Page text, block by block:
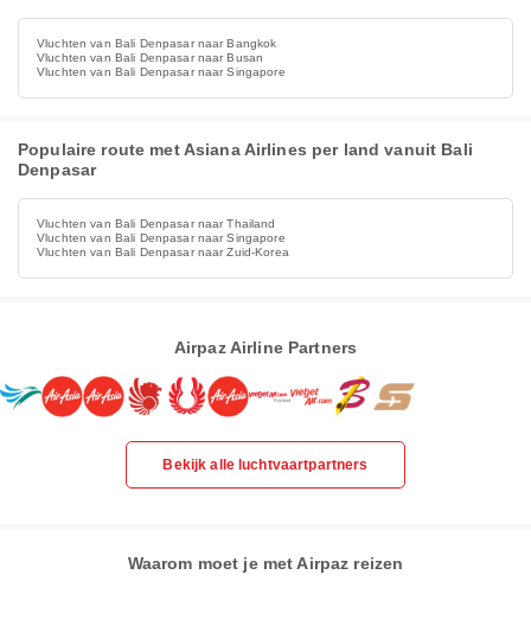
Vluchten van Bali Denpasar naar Bangkok
Vluchten van Bali Denpasar naar Busan
Vluchten van Bali Denpasar naar Singapore
Populaire route met Asiana Airlines per land vanuit Bali
Denpasar
Vluchten van Bali Denpasar naar Thailand
Vluchten van Bali Denpasar naar Singapore
Vluchten van Bali Denpasar naar Zuid-Korea
Airpaz Airline Partners
Bekijk alle luchtvaartpartners
Waarom moet je met Airpaz reizen